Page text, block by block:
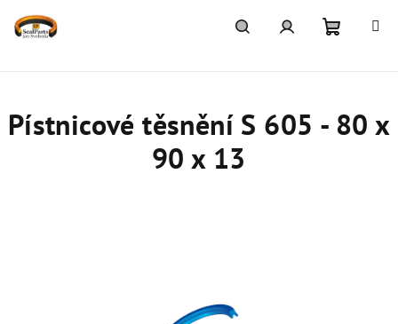
Pístnicové těsnění S 605 - 80 x
90 x 13